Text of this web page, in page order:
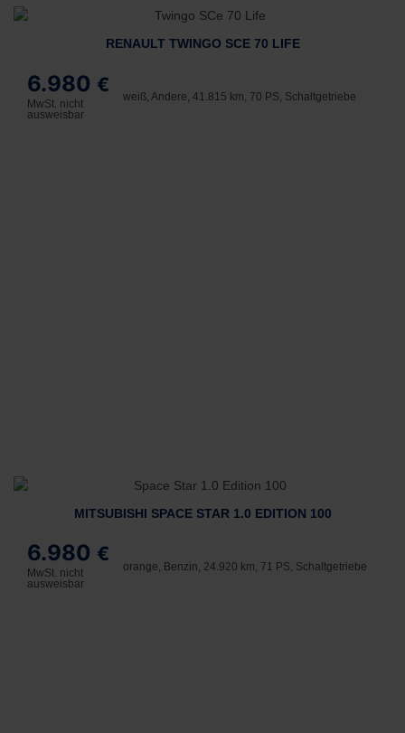
RENAULT TWINGO SCE 70 LIFE
6.980 €
MwSt. nicht
ausweisbar
weiß, Andere, 41.815 km, 70 PS, Schaltgetriebe
MITSUBISHI SPACE STAR 1.0 EDITION 100
6.980 €
MwSt. nicht
ausweisbar
orange, Benzin, 24.920 km, 71 PS, Schaltgetriebe